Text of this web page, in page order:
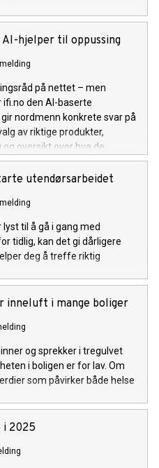
AI-hjelper til oppussing
på nettet – men
ifi.no den AI-baserte
nordmenn konkrete svar på
av riktige produkter,
oversikt over hva de
utendørsarbeidet
til å gå i gang med
tidlig, kan det gi dårligere
deg å treffe riktig
i mange boliger
og sprekker i tregulvet
i boligen er for lav. Om
som påvirker både helse
i 2025